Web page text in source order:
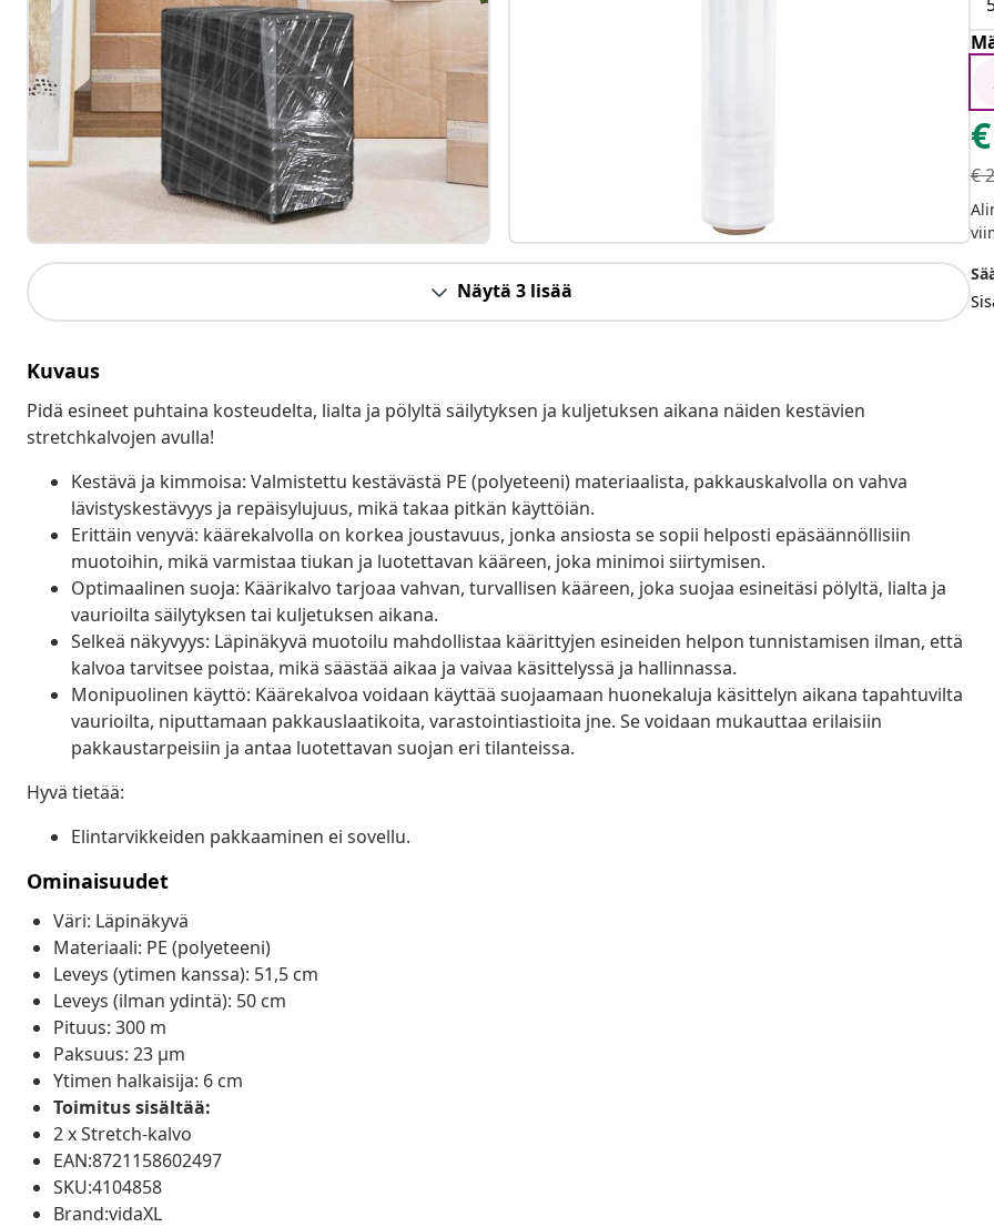
Näytä 3 lisää
Kuvaus
Pidä esineet puhtaina kosteudelta, lialta ja pölyltä säilytyksen ja kuljetuksen aikana näiden kestävien
stretchkalvojen avulla!
Kestävä ja kimmoisa: Valmistettu kestävästä PE (polyeteeni) materiaalista, pakkauskalvolla on vahva
lävistyskestävyys ja repäisylujuus, mikä takaa pitkän käyttöiän.
Erittäin venyvä: käärekalvolla on korkea joustavuus, jonka ansiosta se sopii helposti epäsäännöllisiin
muotoihin, mikä varmistaa tiukan ja luotettavan kääreen, joka minimoi siirtymisen.
Optimaalinen suoja: Käärikalvo tarjoaa vahvan, turvallisen kääreen, joka suojaa esineitäsi pölyltä, lialta ja
vaurioilta säilytyksen tai kuljetuksen aikana.
Selkeä näkyvyys: Läpinäkyvä muotoilu mahdollistaa käärittyjen esineiden helpon tunnistamisen ilman, että
kalvoa tarvitsee poistaa, mikä säästää aikaa ja vaivaa käsittelyssä ja hallinnassa.
Monipuolinen käyttö: Käärekalvoa voidaan käyttää suojaamaan huonekaluja käsittelyn aikana tapahtuvilta
vaurioilta, niputtamaan pakkauslaatikoita, varastointiastioita jne. Se voidaan mukauttaa erilaisiin
pakkaustarpeisiin ja antaa luotettavan suojan eri tilanteissa.
Hyvä tietää:
Elintarvikkeiden pakkaaminen ei sovellu.
Ominaisuudet
Väri: Läpinäkyvä
Materiaali: PE (polyeteeni)
Leveys (ytimen kanssa): 51,5 cm
Leveys (ilman ydintä): 50 cm
Pituus: 300 m
Paksuus: 23 μm
Ytimen halkaisija: 6 cm
Toimitus sisältää:
2 x Stretch-kalvo
EAN:8721158602497
SKU:4104858
Brand:vidaXL
€
€